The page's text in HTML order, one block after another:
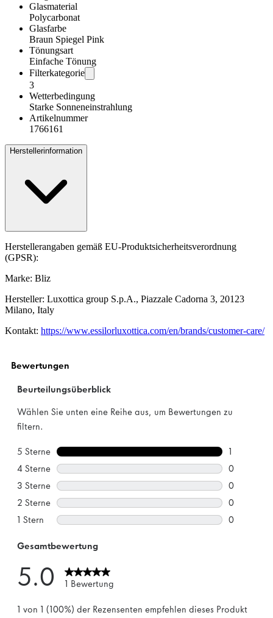
Glasmaterial
Polycarbonat
Glasfarbe
Braun Spiegel Pink
Tönungsart
Einfache Tönung
Filterkategorie
3
Wetterbedingung
Starke Sonneneinstrahlung
Artikelnummer
1766161
Herstellerinformation
Herstellerangaben gemäß EU-Produktsicherheitsverordnung
(GPSR):
Marke: Bliz
Hersteller: Luxottica group S.p.A., Piazzale Cadorna 3, 20123
Milano, Italy
Kontakt: https://www.essilorluxottica.com/en/brands/customer-care/